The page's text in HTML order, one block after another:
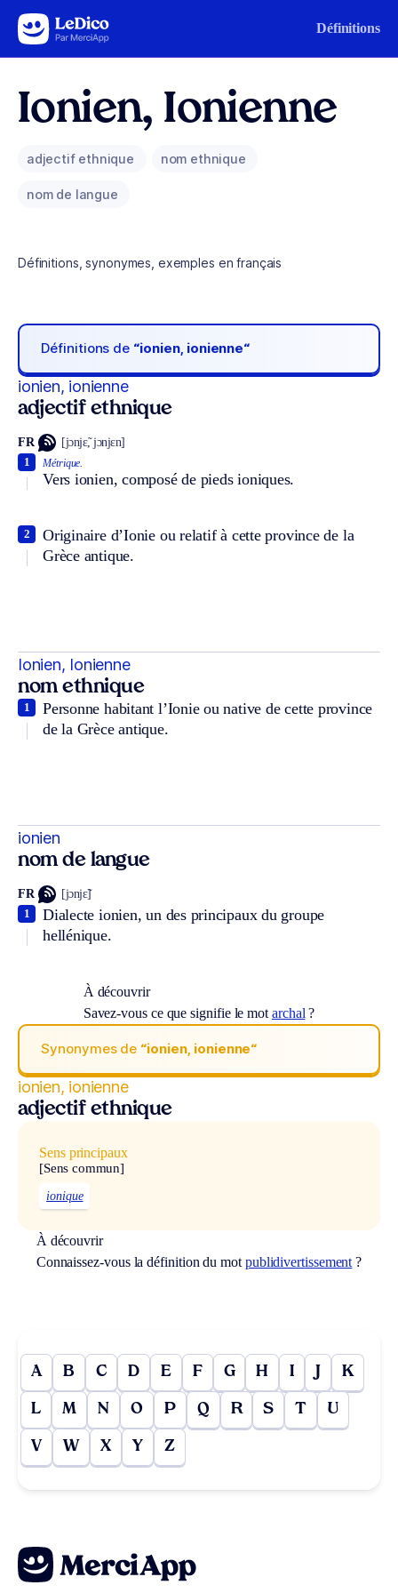
Aller au contenu Définitions
Ionien, Ionienne
adjectif ethnique nom ethnique
nom de langue
Définitions, synonymes, exemples en français
Définitions de “ionien, ionienne“
ionien, ionienne
adjectif ethnique
FR [jɔnjɛ̃, jɔnjɛn]
Métrique.
Vers ionien, composé de pieds ioniques.
1
Originaire d’Ionie ou relatif à cette province de la
Grèce antique.
2
Ionien, Ionienne
nom ethnique
Personne habitant l’Ionie ou native de cette province
de la Grèce antique.
1
ionien
nom de langue
FR [jɔnjɛ̃]
Dialecte ionien, un des principaux du groupe
hellénique.
1
À découvrir
Savez-vous ce que signifie le mot archal ?
Synonymes de “ionien, ionienne“
ionien, ionienne
adjectif ethnique
Sens principaux
[Sens commun]
ionique
À découvrir
Connaissez-vous la définition du mot publidivertissement ?
A B C D E F G H I J K
L M N O P Q R S T U
V W X Y Z